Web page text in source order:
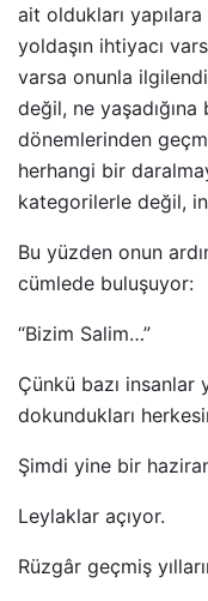
ait oldukları
yoldaşın ihtiyacı
varsa onunla
değil, ne
dönemlerinden
herhangi bir
kategorilerle değil,
Bu yüzden onun
cümlede buluşuyor:
“Bizim Salim…”
Çünkü bazı insanlar
dokundukları
Şimdi yine bir
Leylaklar açıyor.
Rüzgâr geçmiş